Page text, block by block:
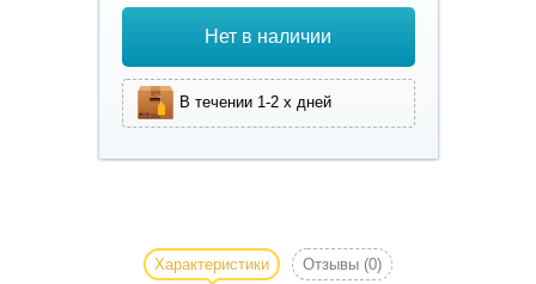
Нет в наличии
В течении 1-2 х дней
Характеристики Отзывы (0)